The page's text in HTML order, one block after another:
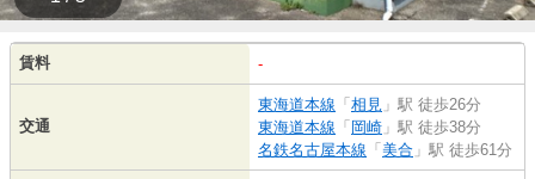
賃料 -
交通
東海道本線 「 相見 」駅 徒歩26分
東海道本線 「 岡崎 」駅 徒歩38分
名鉄名古屋本線 「 美合 」駅 徒歩61分